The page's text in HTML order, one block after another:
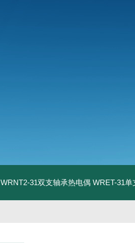
WRNT2-31双支轴承热电偶 WRET-31